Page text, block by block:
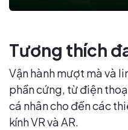
Tương thích
Vận hành mượt mà và
phần cứng, từ điện
cá nhân cho đến các
kính VR và AR.